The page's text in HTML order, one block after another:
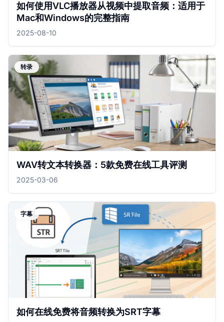
如何使用VLC播放器从视频中提取音频：适用于
Mac和Windows的完整指南
2025-08-10
转录
WAV转文本转换器：5款免费在线工具评测
2025-03-06
字幕
如何在线免费将音频转换为SRT字幕